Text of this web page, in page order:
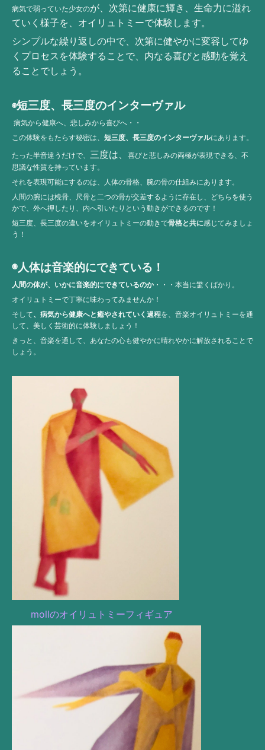
病気で弱っていた少女のが、次第に健康に輝き、生命力に溢れ
ていく様子を、オイリュトミーで体験します。
シンプルな繰り返しの中で、次第に健やかに変容してゆ
くプロセスを体験することで、内なる喜びと感動を覚え
ることでしょう。
◉短三度、長三度のインターヴァル
病気から健康へ、悲しみから喜びへ・・
この体験をもたらす秘密は、 短三度、長三度のインターヴァルにあります。
たった半音違うだけで、 三度は、
喜びと悲しみの両極が表現できる、不
思議な性質を持っています。
それを表現可能にするのは、人体の骨格、腕の骨の仕組みにあります。
人間の腕には橈骨、尺骨と二つの骨が交差するように存在し、どちらを使う
かで、外へ押したり、内へ引いたりという動きができるのです！
短三度、長三度の違いをオイリュトミーの動きで骨格と共に感じてみましょ
う！
◉人体は音楽的にできている！
人間の体が、いかに音楽的にできているのか・・・本当に驚くばかり。
オイリュトミーで丁寧に味わってみませんか！
そして、病気から健康へと癒やされていく過程を、音楽オイリュトミーを通
して、美しく芸術的に体験しましょう！
きっと、音楽を通して、あなたの心も健やかに晴れやかに解放されることで
しょう。
mollのオイリュトミーフィギュア